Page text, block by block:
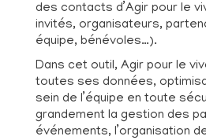
des contacts d’Agir pour le
invités, organisateurs,
équipe, bénévoles…).
Dans cet outil, Agir pour le
toutes ses données,
sein de l’équipe en toute
grandement la gestion des
événements, l’organisation